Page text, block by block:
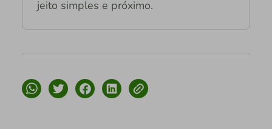
jeito simples e próximo.